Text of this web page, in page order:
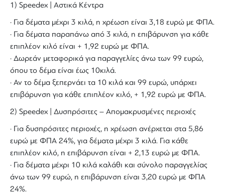
1) Speedex | Αστικά Κέντρα
· Για δέματα μέχρι 3 κιλά, η χρέωση είναι 3,18 ευρώ με ΦΠΑ.
· Για δέματα παραπάνω από 3 κιλά, η επιβάρυνση για κάθε
επιπλέον κιλό είναι + 1,92 ευρώ με ΦΠΑ.
· Δωρεάν μεταφορικά για παραγγελίες άνω των 99 ευρώ,
όπου το δέμα είναι έως 10κιλά.
· Αν το δέμα ξεπερνάει τα 10 κιλά και 99 ευρώ, υπάρχει
επιβάρυνση για κάθε επιπλέον κιλό, + 1,92 ευρώ με ΦΠΑ.
2) Speedex | Δυσπρόσιτες – Απομακρυσμένες περιοχές
· Για δυσπρόσιτες περιοχές, η χρέωση ανέρχεται στα 5,86
ευρώ με ΦΠΑ 24%, για δέματα μέχρι 3 κιλά. Για κάθε
επιπλέον κιλό, η επιβάρυνση είναι + 2,13 ευρώ με ΦΠΑ.
· Για δέματα μέχρι 10 κιλά καλάθι και σύνολο παραγγελίας
άνω των 99 ευρώ, η επιβάρυνση είναι 3,20 ευρώ με ΦΠΑ
24%.